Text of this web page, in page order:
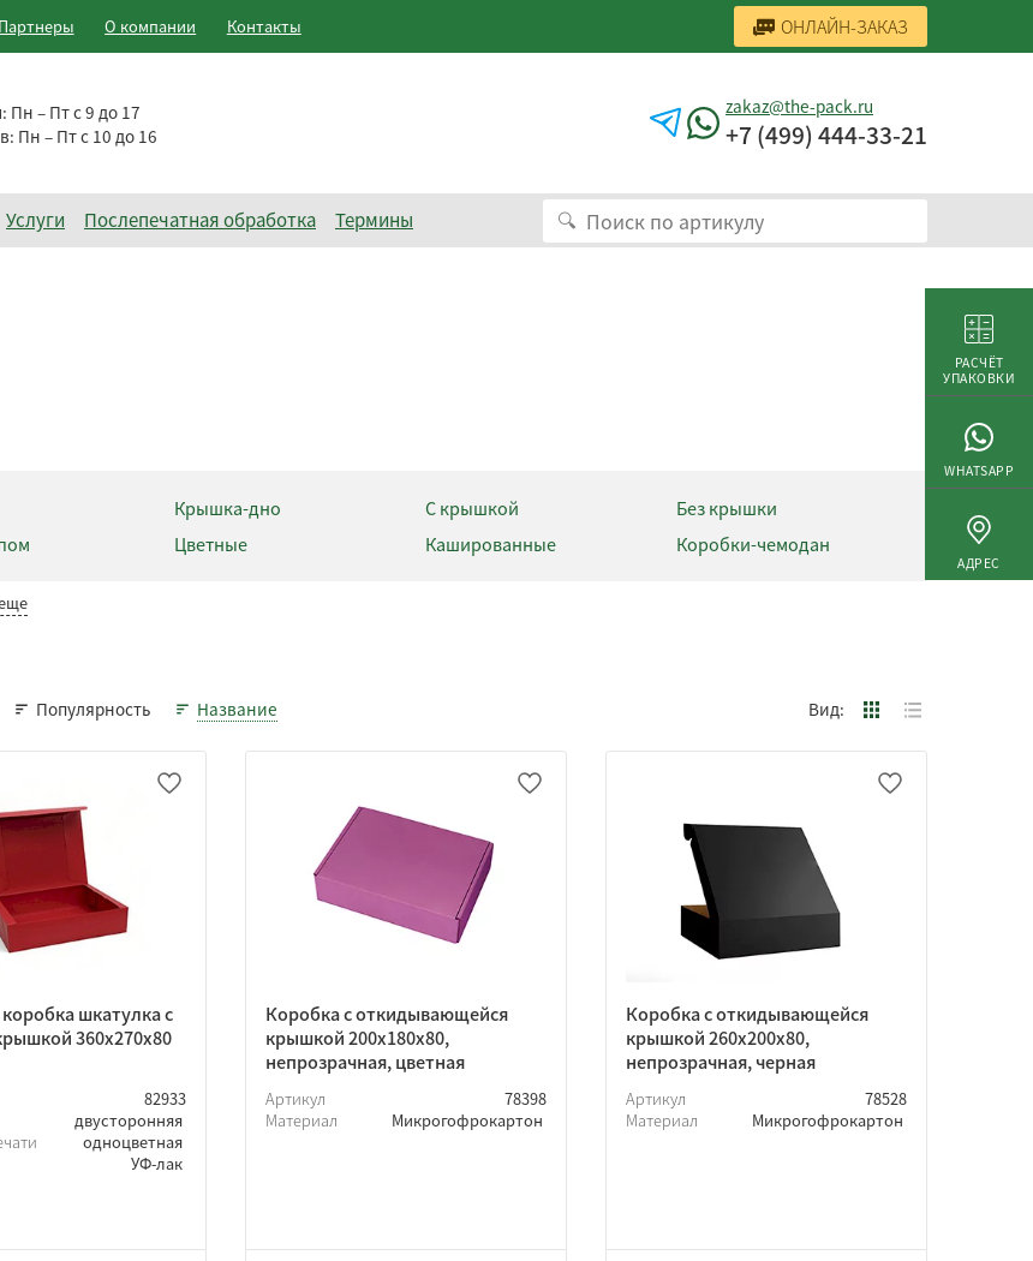
Партнеры О компании Контакты ОНЛАЙН-ЗАКАЗ
Пн – Пт с 9 до 17
Пн – Пт с 10 до 16
zakaz@the-pack.ru
+7 (499) 444-33-21
Услуги Послепечатная обработка Термины
Крышка-дно С крышкой
Без крышки
Цветные Кашированные Коробки-чемодан
Популярность Название Вид:
шкатулка с
360х270х80
82933
двусторонняя
одноцветная
УФ-лак
Коробка с откидывающейся
крышкой 200х180х80,
непрозрачная, цветная
Артикул
78398
Материал
Микрогофрокартон
Коробка с откидывающейся
крышкой 260х200х80,
непрозрачная, черная
Артикул
78528
Материал
Микрогофрокартон
РАСЧЁТ
УПАКОВКИ
WHATSAPP
АДРЕС